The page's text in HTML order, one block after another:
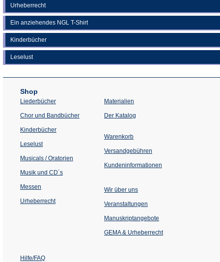
Urheberrecht
Ein anziehendes NGL T-Shirt
Kinderbücher
Leselust
Shop
Liederbücher
Chor und Bandbücher
Kinderbücher
Leselust
Musicals / Oratorien
Musik und CD´s
Messen
Urheberrecht
Materialien
Der Katalog
Warenkorb
Versandgebühren
Kundeninformationen
Wir über uns
Veranstaltungen
einem
Tab)
Manuskriptangebote
GEMA & Urheberrecht
Hilfe/FAQ